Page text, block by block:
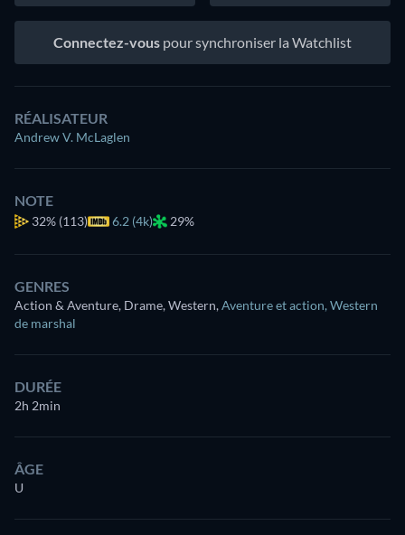
Connectez-vous pour synchroniser la Watchlist
RÉALISATEUR
Andrew V. McLaglen
NOTE
32% (113) 6.2 (4k) 29%
GENRES
Action & Aventure, Drame, Western,Aventure et action, Western
de marshal
DURÉE
2h 2min
ÂGE
U